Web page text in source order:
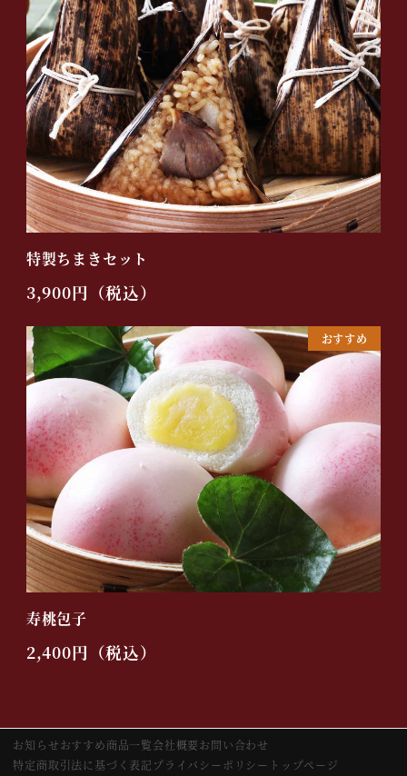
特製ちまきセット
3,900円（税込）
おすすめ
寿桃包子
2,400円（税込）
お知らせおすすめ商品一覧会社概要お問い合わせ
特定商取引法に基づく表記 プライバシーポリシー トップページ